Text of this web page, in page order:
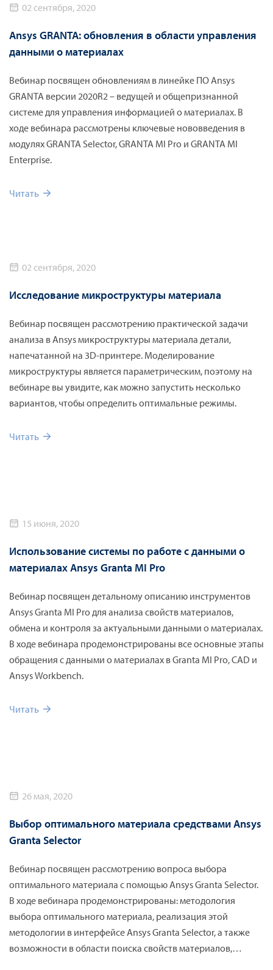
влияния производства на окружающую среду и многое
другое.
02 сентября, 2020
Ansys GRANTA: обновления в области управления
данными о материалах
Вебинар посвящен обновлениям в линейке ПО Ansys
GRANTA версии 2020R2 – ведущей и общепризнанной
системе для управления информацией о материалах. В
ходе вебинара рассмотрены ключевые нововведения в
модулях GRANTA Selector, GRANTA MI Pro и GRANTA MI
Enterprise.
Читать
02 сентября, 2020
Исследование микроструктуры материала
Вебинар посвящен рассмотрению практической задачи
анализа в Ansys микроструктуры материала детали,
напечатанной на 3D-принтере. Моделирование
микроструктуры является параметрическим, поэтому на
вебинаре вы увидите, как можно запустить несколько
вариантов, чтобы определить оптимальные режимы.
Читать
15 июня, 2020
Использование системы по работе с данными о
материалах Ansys Granta MI Pro
Вебинар посвящен детальному описанию инструментов
Ansys Granta MI Pro для анализа свойств материалов,
обмена и контроля за актуальными данными о материалах.
В ходе вебинара продемонстрированы все основные этапы
обращения с данными о материалах в Granta MI Pro, CAD и
Ansys Workbench.
Читать
26 мая, 2020
Выбор оптимального материала средствами Ansys
Granta Selector
Вебинар посвящен рассмотрению вопроса выбора
оптимального материала с помощью Ansys Granta Selector.
В ходе вебинара продемонстрированы: методология
выбора оптимального материала, реализация этой
методологии в интерфейсе Ansys Granta Selector, а также
возможности в области поиска свойств материалов,